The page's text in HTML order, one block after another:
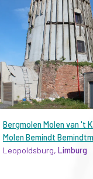
Bergmolen Molen van 't
Molen Bemindt
Leopoldsburg, Limburg